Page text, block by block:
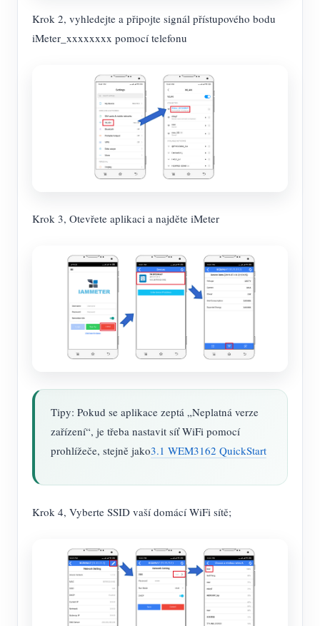
Krok 2, vyhledejte a připojte signál přístupového bodu
iMeter_xxxxxxxx pomocí telefonu
Krok 3, Otevřete aplikaci a najděte iMeter
Tipy: Pokud se aplikace zeptá „Neplatná verze
zařízení“, je třeba nastavit síť WiFi pomocí
prohlížeče, stejně jako3.1 WEM3162 QuickStart
Krok 4, Vyberte SSID vaší domácí WiFi sítě;